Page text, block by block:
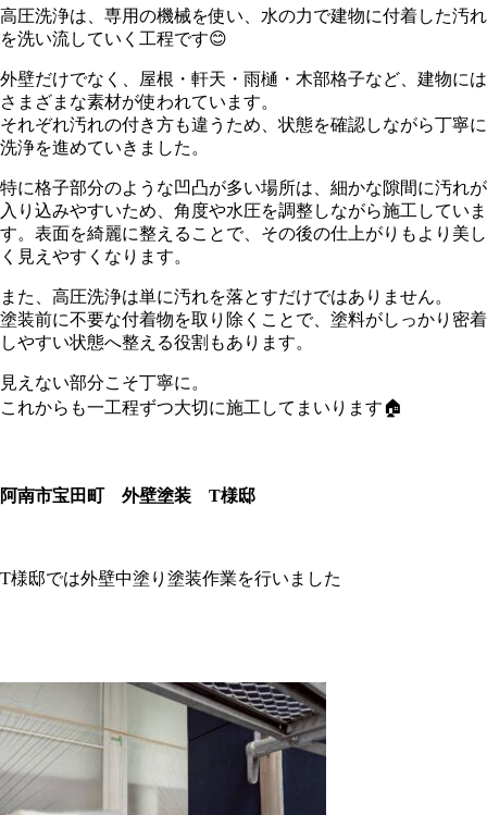
高圧洗浄は、専用の機械を使い、水の力で建物に付着した汚れ
を洗い流していく工程です😊
外壁だけでなく、屋根・軒天・雨樋・木部格子など、建物には
さまざまな素材が使われています。
それぞれ汚れの付き方も違うため、状態を確認しながら丁寧に
洗浄を進めていきました。
特に格子部分のような凹凸が多い場所は、細かな隙間に汚れが
入り込みやすいため、角度や水圧を調整しながら施工していま
す。表面を綺麗に整えることで、その後の仕上がりもより美し
く見えやすくなります。
また、高圧洗浄は単に汚れを落とすだけではありません。
塗装前に不要な付着物を取り除くことで、塗料がしっかり密着
しやすい状態へ整える役割もあります。
見えない部分こそ丁寧に。
これからも一工程ずつ大切に施工してまいります🏠
阿南市宝田町 外壁塗装 T様邸
T様邸では外壁中塗り塗装作業を行いました